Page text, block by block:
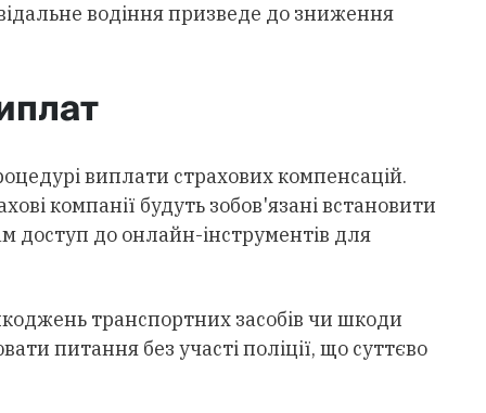
водіння призведе до зниження
виплати страхових компенсацій.
компанії будуть зобов'язані встановити
доступ до онлайн-інструментів для
транспортних засобів чи шкоди
питання без участі поліції, що суттєво